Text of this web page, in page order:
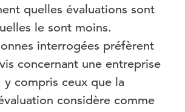
quelles évaluations sont
le sont moins.
interrogées préfèrent
concernant une entreprise
compris ceux que la
considère comme